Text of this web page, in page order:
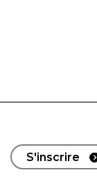
S'inscrire